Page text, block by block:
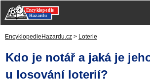
EncyklopedieHazardu.cz > Loterie
Kdo je notář a jaká je
u losování loterií?